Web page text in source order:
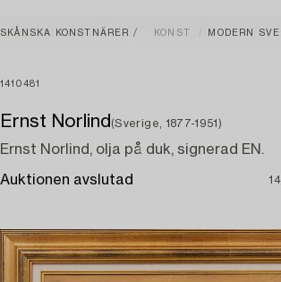
SKÅNSKA KONSTNÄRER KONST MODERN
1410481
Ernst Norlind (Sverige, 1877-1951)
Ernst Norlind, olja på duk, signerad EN.
Auktionen avslutad